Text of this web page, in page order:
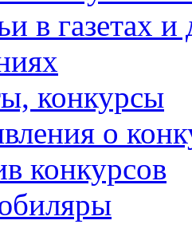
в газетах
конкурсы
о
конкурсов